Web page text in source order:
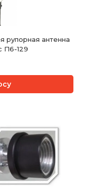
рупорная антенна
П6-129